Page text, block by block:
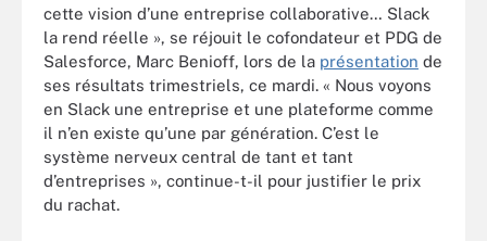
cette vision d’une entreprise collaborative… Slack
la rend réelle », se réjouit le cofondateur et PDG de
Salesforce, Marc Benioff, lors de la présentation de
ses résultats trimestriels, ce mardi. « Nous voyons
en Slack une entreprise et une plateforme comme
il n’en existe qu’une par génération. C’est le
système nerveux central de tant et tant
d’entreprises », continue-t-il pour justifier le prix
du rachat.